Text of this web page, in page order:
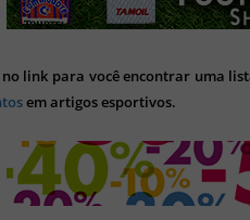
no link para você encontrar uma
em artigos esportivos.